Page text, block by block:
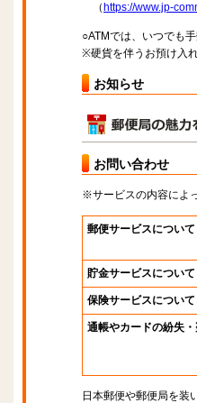
（ https://www.jp-
○ATMでは、いつでも
※硬貨を伴うお預け入
お知らせ
お問い合わせ
※サービスの内容によ
郵便サービスについて
貯金サービスについて
保険サービスについて
通帳やカードの紛失
日本郵便や郵便局を装